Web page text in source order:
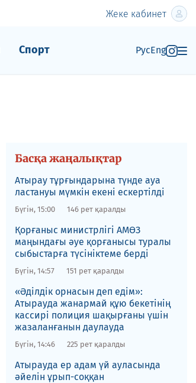
Жеке кабинет
Спорт РусEng
Басқа жаңалықтар
Атырау тұрғындарына түнде ауа
ластануы мүмкін екені ескертілді
Бүгін, 15:00 146 рет қаралды
Қорғаныс министрлігі АМӨЗ
маңындағы әуе қорғанысы туралы
сыбыстарға түсініктеме берді
Бүгін, 14:57 151 рет қаралды
«Әділдік орнасын деп едім»:
Атырауда жанармай құю бекетінің
кассирі полиция шақырғаны үшін
жазаланғанын даулауда
Бүгін, 14:46 225 рет қаралды
Атырауда ер адам үй ауласында
әйелін ұрып-соққан